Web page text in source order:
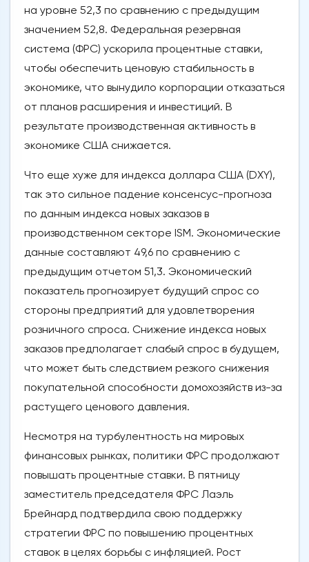
на уровне 52,3 по сравнению с предыдущим
значением 52,8. Федеральная резервная
система (ФРС) ускорила процентные ставки,
чтобы обеспечить ценовую стабильность в
экономике, что вынудило корпорации отказаться
от планов расширения и инвестиций. В
результате производственная активность в
экономике США снижается.
Что еще хуже для индекса доллара США (DXY),
так это сильное падение консенсус-прогноза
по данным индекса новых заказов в
производственном секторе ISM. Экономические
данные составляют 49,6 по сравнению с
предыдущим отчетом 51,3. Экономический
показатель прогнозирует будущий спрос со
стороны предприятий для удовлетворения
розничного спроса. Снижение индекса новых
заказов предполагает слабый спрос в будущем,
что может быть следствием резкого снижения
покупательной способности домохозяйств из-за
растущего ценового давления.
Несмотря на турбулентность на мировых
финансовых рынках, политики ФРС продолжают
повышать процентные ставки. В пятницу
заместитель председателя ФРС Лаэль
Брейнард подтвердила свою поддержку
стратегии ФРС по повышению процентных
ставок в целях борьбы с инфляцией. Рост